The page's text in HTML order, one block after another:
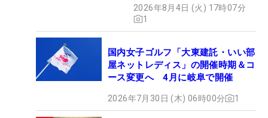
2026年8月4日 (火) 17時07分
1
国内女子ゴルフ「大東建託・いい部
屋ネットレディス」の開催時期＆コ
ース変更へ 4月に岐阜で開催
2026年7月30日 (木) 06時00分 1